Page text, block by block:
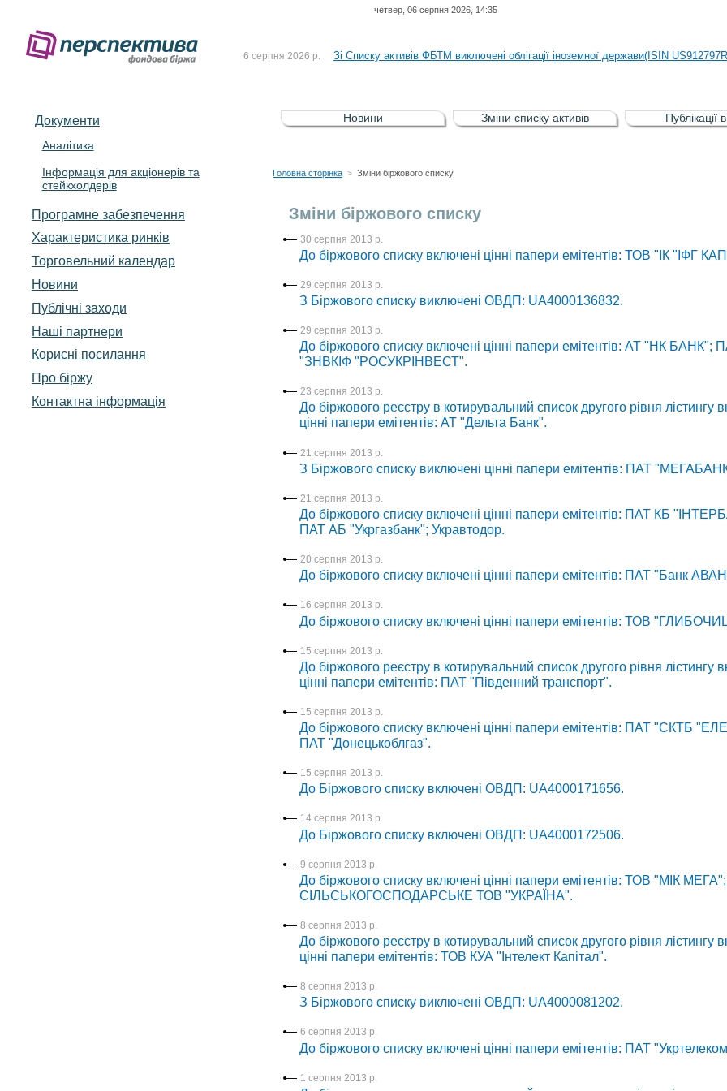
четвер, 06 серпня 2026, 14:35
До Списку активів регульованого фондового ринку (РФР) включена
6 серпня 2026 р. Зі Списку активів ФБТМ виключені облігації іноземної держави(ISIN
5 серпня 2026 р. Зі списку активів РФР виключені Облігація внутрішніх державних позик
4 серпня 2026 р. До Списку активів регульованого фондового ринку (РФР) включена
Документи
Аналітика
Інформація для акціонерів та
стейкхолдерів
Програмне забезпечення
Характеристика pинків
Торговельний календар
Новини
Публічні заходи
Наші партнери
Корисні посилання
Про біржу
Контактна інформація
Новини Зміни списку активів Публікації
Головна сторінка > Зміни біржового списку
Зміни біржового списку
30 серпня 2013 р.
До біржового списку включені цінні папери емітентів: ТОВ "ІК "ІФГ
29 серпня 2013 р.
З Біржового списку виключені ОВДП: UA4000136832.
29 серпня 2013 р.
До біржового списку включені цінні папери емітентів: АТ "НК БАНК";
"ЗНВКІФ "РОСУКРІНВЕСТ".
23 серпня 2013 р.
До біржового реєстру в котирувальний список другого рівня лістингу
цінні папери емітентів: АТ "Дельта Банк".
21 серпня 2013 р.
З Біржового списку виключені цінні папери емітентів: ПАТ
21 серпня 2013 р.
До біржового списку включені цінні папери емітентів: ПАТ КБ
ПАТ АБ "Укргазбанк"; Укравтодор.
20 серпня 2013 р.
До біржового списку включені цінні папери емітентів: ПАТ "Банк
16 серпня 2013 р.
До біржового списку включені цінні папери емітентів: ТОВ
15 серпня 2013 р.
До біржового реєстру в котирувальний список другого рівня лістингу
цінні папери емітентів: ПАТ "Південний транспорт".
15 серпня 2013 р.
До біржового списку включені цінні папери емітентів: ПАТ "СКТБ
ПАТ "Донецькоблгаз".
15 серпня 2013 р.
До Біржового списку включені ОВДП: UA4000171656.
14 серпня 2013 р.
До Біржового списку включені ОВДП: UA4000172506.
9 серпня 2013 р.
До біржового списку включені цінні папери емітентів: ТОВ "МІК МЕГА";
СІЛЬСЬКОГОСПОДАРСЬКЕ ТОВ "УКРАЇНА".
8 серпня 2013 р.
До біржового реєстру в котирувальний список другого рівня лістингу
цінні папери емітентів: ТОВ КУА "Інтелект Капітал".
8 серпня 2013 р.
З Біржового списку виключені ОВДП: UA4000081202.
6 серпня 2013 р.
До біржового списку включені цінні папери емітентів: ПАТ
1 серпня 2013 р.